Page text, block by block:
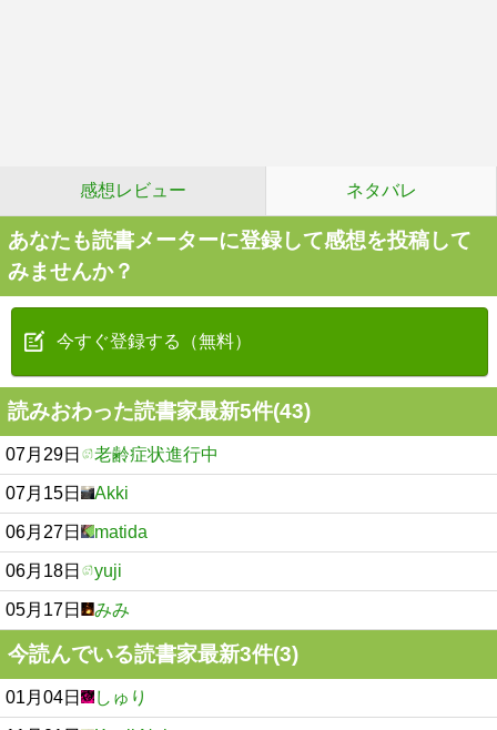
感想レビュー ネタバレ
あなたも読書メーターに登録して感想を投稿して
みませんか？
今すぐ登録する（無料）
読みおわった読書家最新5件(43)
07月29日 老齢症状進行中
07月15日 Akki
06月27日 matida
06月18日 yuji
05月17日 みみ
今読んでいる読書家最新3件(3)
01月04日 しゅり